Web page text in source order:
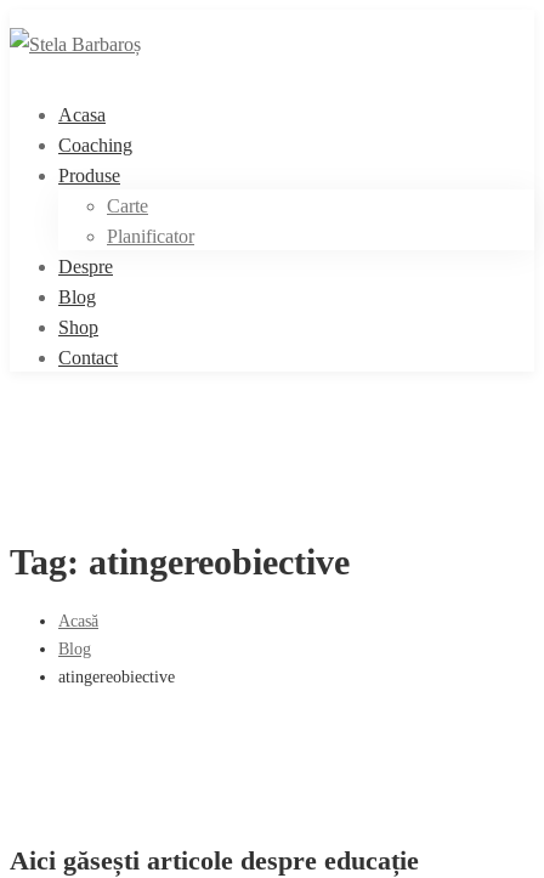
Acasa
Coaching
Produse
Carte
Planificator
Despre
Blog
Shop
Contact
Tag: atingereobiective
Acasă
Blog
atingereobiective
Aici găsești articole despre educație